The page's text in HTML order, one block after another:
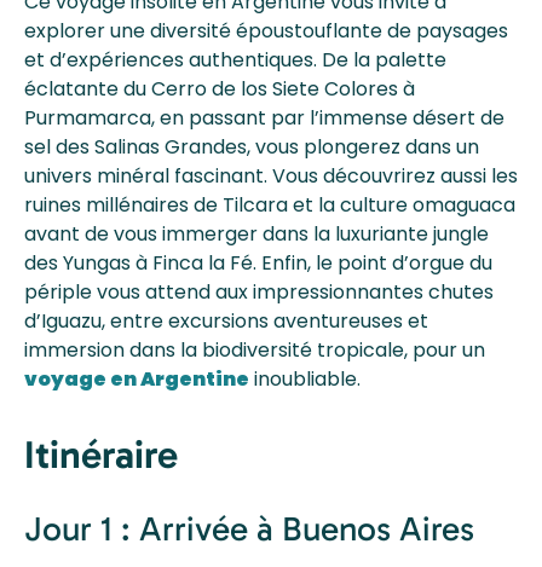
explorer une diversité époustouflante de paysages
et d’expériences authentiques. De la palette
éclatante du Cerro de los Siete Colores à
Purmamarca, en passant par l’immense désert de
sel des Salinas Grandes, vous plongerez dans un
univers minéral fascinant. Vous découvrirez aussi les
ruines millénaires de Tilcara et la culture omaguaca
avant de vous immerger dans la luxuriante jungle
des Yungas à Finca la Fé. Enfin, le point d’orgue du
périple vous attend aux impressionnantes chutes
d’Iguazu, entre excursions aventureuses et
immersion dans la biodiversité tropicale, pour un
voyage en Argentine inoubliable.
Itinéraire
Jour 1 : Arrivée à Buenos Aires